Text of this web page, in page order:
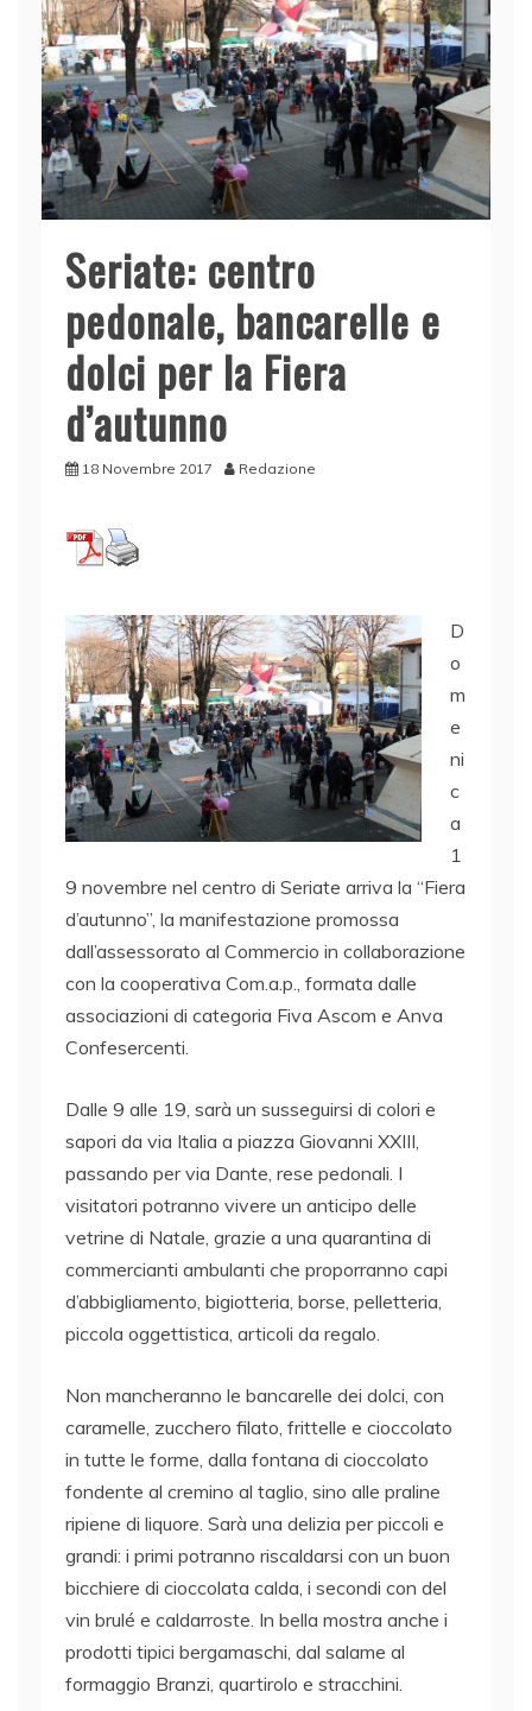
Seriate: centro
pedonale, bancarelle e
dolci per la Fiera
d’autunno
18 Novembre 2017 Redazione
D
o
m
e
ni
c
a
1
9 novembre nel centro di Seriate arriva la “Fiera
d’autunno”, la manifestazione promossa
dall’assessorato al Commercio in collaborazione
con la cooperativa Com.a.p., formata dalle
associazioni di categoria Fiva Ascom e Anva
Confesercenti.
Dalle 9 alle 19, sarà un susseguirsi di colori e
sapori da via Italia a piazza Giovanni XXIII,
passando per via Dante, rese pedonali. I
visitatori potranno vivere un anticipo delle
vetrine di Natale, grazie a una quarantina di
commercianti ambulanti che proporranno capi
d’abbigliamento, bigiotteria, borse, pelletteria,
piccola oggettistica, articoli da regalo.
Non mancheranno le bancarelle dei dolci, con
caramelle, zucchero filato, frittelle e cioccolato
in tutte le forme, dalla fontana di cioccolato
fondente al cremino al taglio, sino alle praline
ripiene di liquore. Sarà una delizia per piccoli e
grandi: i primi potranno riscaldarsi con un buon
bicchiere di cioccolata calda, i secondi con del
vin brulé e caldarroste. In bella mostra anche i
prodotti tipici bergamaschi, dal salame al
formaggio Branzi, quartirolo e stracchini.